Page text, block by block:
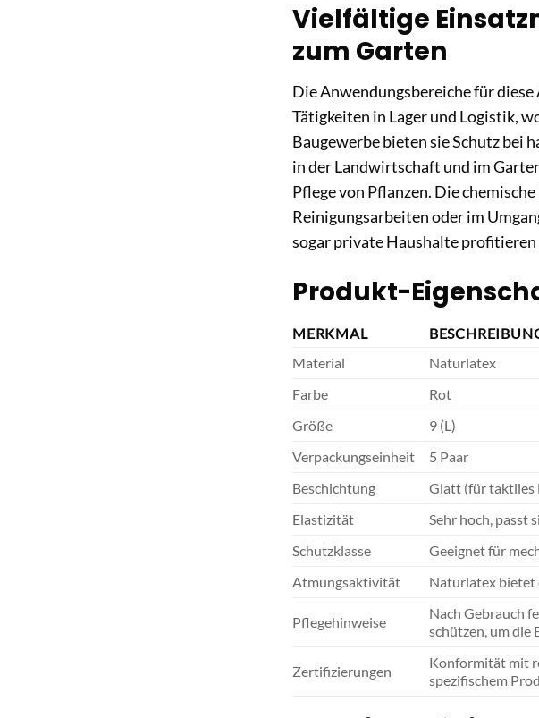
Vielfältige
zum Garten
Die Anwendungsbereiche für
Tätigkeiten in Lager und Logistik,
Baugewerbe bieten sie Schutz bei
in der Landwirtschaft und im
Pflege von Pflanzen. Die
Reinigungsarbeiten oder im
sogar private Haushalte profitieren
Produkt-
MERKMAL
Material
Naturlatex
Farbe
Rot
Größe
9 (L)
Verpackungseinheit
5 Paar
Beschichtung
Glatt (für taktiles
Elastizität
Sehr hoch, passt
Schutzklasse
Geeignet für
Atmungsaktivität
Naturlatex bietet
Pflegehinweise
Nach Gebrauch
schützen, um
Zertifizierungen
Konformität mit
spezifischem